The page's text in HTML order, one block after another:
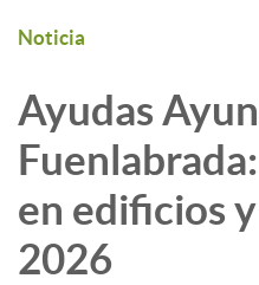
Noticia
Ayudas
en edificios
2026